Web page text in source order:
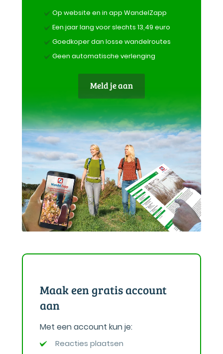
Op website en in app WandelZapp
Een jaar lang voor slechts 13,49 euro
Goedkoper dan losse wandelroutes
Geen automatische verlenging
Meld je aan
Maak een gratis account
aan
Met een account kun je:
Reacties plaatsen